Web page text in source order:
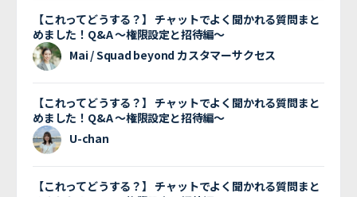
【これってどうする？】 チャットでよく聞かれる質問まと
めました！Q&A 〜権限設定と招待編〜
Mai / Squad beyond カスタマーサクセス
【これってどうする？】 チャットでよく聞かれる質問まと
めました！Q&A 〜権限設定と招待編〜
U-chan
【これってどうする？】 チャットでよく聞かれる質問まと